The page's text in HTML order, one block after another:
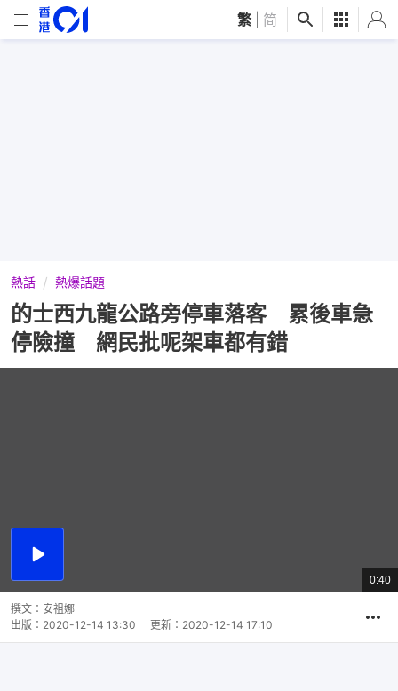
繁 简
熱話 熱爆話題
的士西九龍公路旁停車落客 累後車急
停險撞 網民批呢架車都有錯
播
總
共
0:40
撰文： 安祖娜
出版： 2020-12-14 13:30 更新： 2020-12-14 17:10